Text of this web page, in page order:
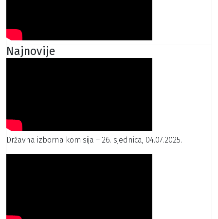
Najnovije
Državna izborna komisija – 26. sjednica, 04.07.2025.